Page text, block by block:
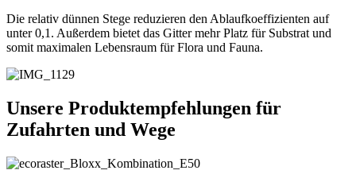
Die relativ dünnen Stege reduzieren den Ablaufkoeffizienten auf
unter 0,1. Außerdem bietet das Gitter mehr Platz für Substrat und
somit maximalen Lebensraum für Flora und Fauna.
Unsere Produktempfehlungen für
Zufahrten und Wege